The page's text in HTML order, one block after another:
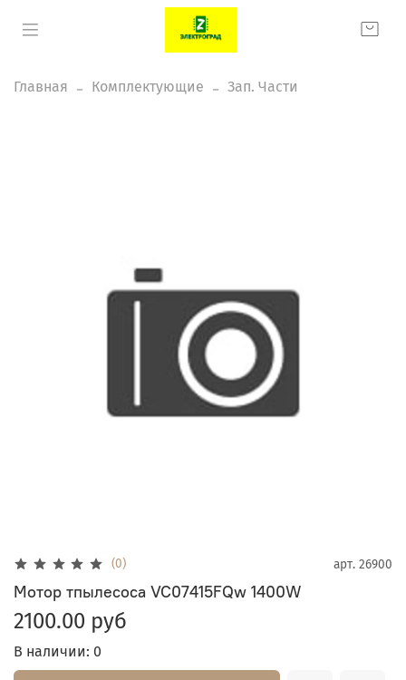
Главная Комплектующие Зап. Части
(0) арт. 26900
Мотор тпылесоса VC07415FQw 1400W
2100.00 руб
В наличии: 0